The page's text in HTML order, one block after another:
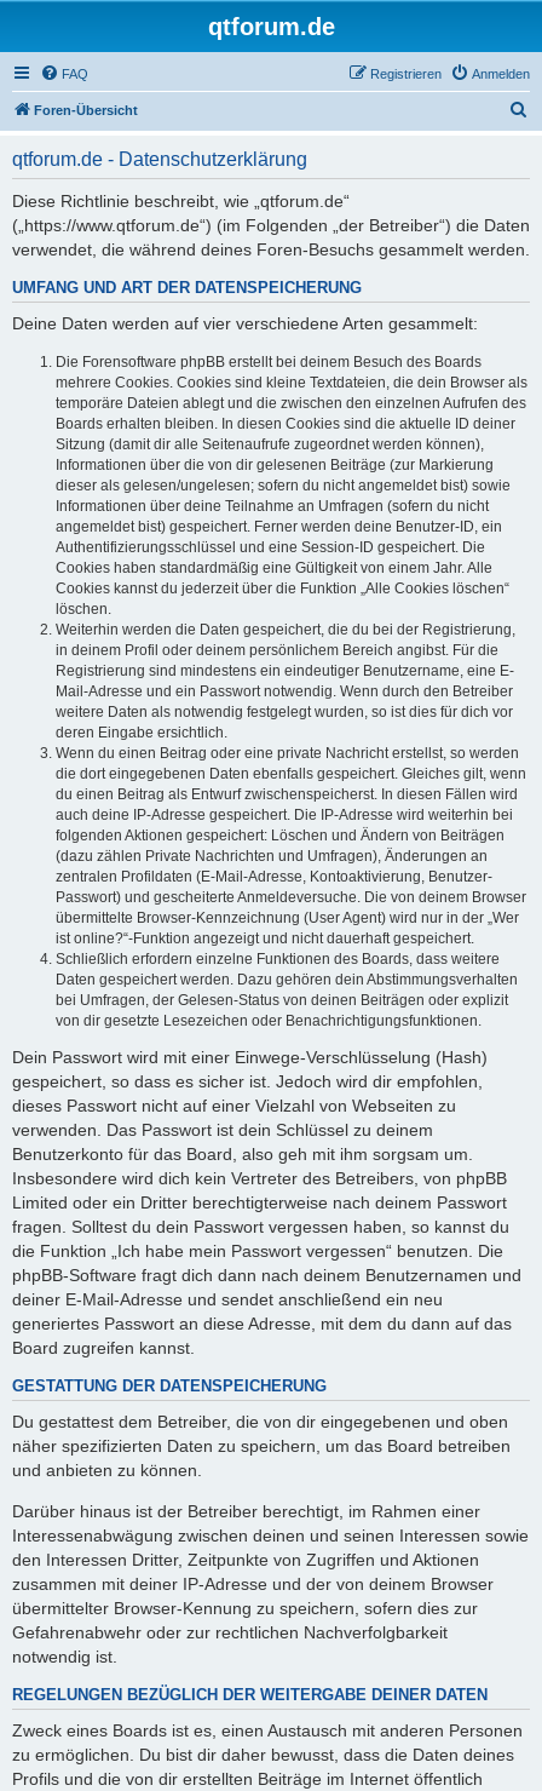
qtforum.de
FAQ Anmelden
Registrieren
Foren-Übersicht
qtforum.de - Datenschutzerklärung
Diese Richtlinie beschreibt, wie „qtforum.de“
(„https://www.qtforum.de“) (im Folgenden „der Betreiber“) die Daten
verwendet, die während deines Foren-Besuchs gesammelt werden.
UMFANG UND ART DER DATENSPEICHERUNG
Deine Daten werden auf vier verschiedene Arten gesammelt:
Die Forensoftware phpBB erstellt bei deinem Besuch des Boards
mehrere Cookies. Cookies sind kleine Textdateien, die dein Browser als
temporäre Dateien ablegt und die zwischen den einzelnen Aufrufen des
Boards erhalten bleiben. In diesen Cookies sind die aktuelle ID deiner
Sitzung (damit dir alle Seitenaufrufe zugeordnet werden können),
Informationen über die von dir gelesenen Beiträge (zur Markierung
dieser als gelesen/ungelesen; sofern du nicht angemeldet bist) sowie
Informationen über deine Teilnahme an Umfragen (sofern du nicht
angemeldet bist) gespeichert. Ferner werden deine Benutzer-ID, ein
Authentifizierungsschlüssel und eine Session-ID gespeichert. Die
Cookies haben standardmäßig eine Gültigkeit von einem Jahr. Alle
Cookies kannst du jederzeit über die Funktion „Alle Cookies löschen“
löschen.
Weiterhin werden die Daten gespeichert, die du bei der Registrierung,
in deinem Profil oder deinem persönlichem Bereich angibst. Für die
Registrierung sind mindestens ein eindeutiger Benutzername, eine E-
Mail-Adresse und ein Passwort notwendig. Wenn durch den Betreiber
weitere Daten als notwendig festgelegt wurden, so ist dies für dich vor
deren Eingabe ersichtlich.
Wenn du einen Beitrag oder eine private Nachricht erstellst, so werden
die dort eingegebenen Daten ebenfalls gespeichert. Gleiches gilt, wenn
du einen Beitrag als Entwurf zwischenspeicherst. In diesen Fällen wird
auch deine IP-Adresse gespeichert. Die IP-Adresse wird weiterhin bei
folgenden Aktionen gespeichert: Löschen und Ändern von Beiträgen
(dazu zählen Private Nachrichten und Umfragen), Änderungen an
zentralen Profildaten (E-Mail-Adresse, Kontoaktivierung, Benutzer-
Passwort) und gescheiterte Anmeldeversuche. Die von deinem Browser
übermittelte Browser-Kennzeichnung (User Agent) wird nur in der „Wer
ist online?“-Funktion angezeigt und nicht dauerhaft gespeichert.
Schließlich erfordern einzelne Funktionen des Boards, dass weitere
Daten gespeichert werden. Dazu gehören dein Abstimmungsverhalten
bei Umfragen, der Gelesen-Status von deinen Beiträgen oder explizit
von dir gesetzte Lesezeichen oder Benachrichtigungsfunktionen.
Dein Passwort wird mit einer Einwege-Verschlüsselung (Hash)
gespeichert, so dass es sicher ist. Jedoch wird dir empfohlen,
dieses Passwort nicht auf einer Vielzahl von Webseiten zu
verwenden. Das Passwort ist dein Schlüssel zu deinem
Benutzerkonto für das Board, also geh mit ihm sorgsam um.
Insbesondere wird dich kein Vertreter des Betreibers, von phpBB
Limited oder ein Dritter berechtigterweise nach deinem Passwort
fragen. Solltest du dein Passwort vergessen haben, so kannst du
die Funktion „Ich habe mein Passwort vergessen“ benutzen. Die
phpBB-Software fragt dich dann nach deinem Benutzernamen und
deiner E-Mail-Adresse und sendet anschließend ein neu
generiertes Passwort an diese Adresse, mit dem du dann auf das
Board zugreifen kannst.
GESTATTUNG DER DATENSPEICHERUNG
Du gestattest dem Betreiber, die von dir eingegebenen und oben
näher spezifizierten Daten zu speichern, um das Board betreiben
und anbieten zu können.
Darüber hinaus ist der Betreiber berechtigt, im Rahmen einer
Interessenabwägung zwischen deinen und seinen Interessen sowie
den Interessen Dritter, Zeitpunkte von Zugriffen und Aktionen
zusammen mit deiner IP-Adresse und der von deinem Browser
übermittelter Browser-Kennung zu speichern, sofern dies zur
Gefahrenabwehr oder zur rechtlichen Nachverfolgbarkeit
notwendig ist.
REGELUNGEN BEZÜGLICH DER WEITERGABE DEINER DATEN
Zweck eines Boards ist es, einen Austausch mit anderen Personen
zu ermöglichen. Du bist dir daher bewusst, dass die Daten deines
Profils und die von dir erstellten Beiträge im Internet öffentlich